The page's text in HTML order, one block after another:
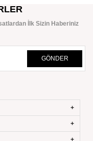
İlk Sizin Haberiniz
GÖNDER